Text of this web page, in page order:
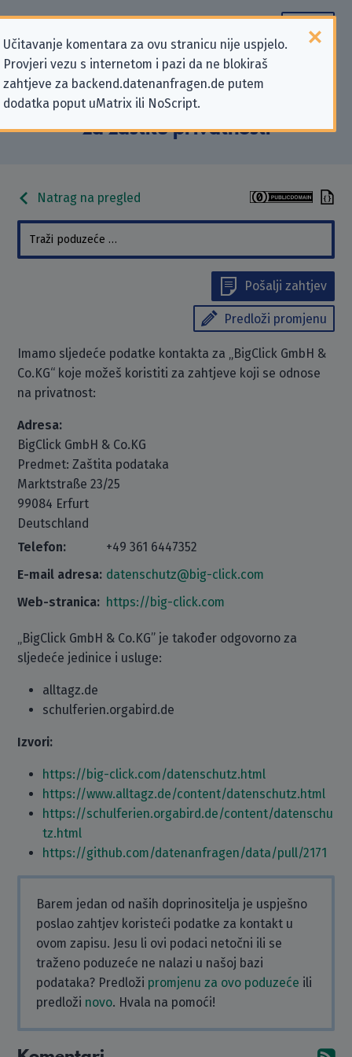
Učitavanje komentara za ovu stranicu nije uspjelo.
Provjeri vezu s internetom i pazi da ne blokiraš
zahtjeve za backend.datenanfragen.de putem
dodatka poput uMatrix ili NoScript.
Podaci kontakta „BigClick GmbH &
Co.KG” koji se odnose na zahtjeve
za zaštitu privatnosti
Natrag na pregled
Pošalji zahtjev
Predloži promjenu
Imamo sljedeće podatke kontakta za „BigClick GmbH &
Co.KG“ koje možeš koristiti za zahtjeve koji se odnose
na privatnost:
Adresa:
BigClick GmbH & Co.KG
Predmet: Zaštita podataka
Marktstraße 23/25
99084 Erfurt
Deutschland
Telefon:
+49 361 6447352
E-mail adresa: datenschutz@big-click.com
Web-stranica: https://big-click.com
„BigClick GmbH & Co.KG” je također odgovorno za
sljedeće jedinice i usluge:
alltagz.de
schulferien.orgabird.de
Izvori:
https://big-click.com/datenschutz.html
https://www.alltagz.de/content/datenschutz.html
https://schulferien.orgabird.de/content/datenschu
tz.html
https://github.com/datenanfragen/data/pull/2171
Barem jedan od naših doprinositelja je uspješno
poslao zahtjev koristeći podatke za kontakt u
ovom zapisu. Jesu li ovi podaci netočni ili se
traženo poduzeće ne nalazi u našoj bazi
podataka? Predloži promjenu za ovo poduzeće ili
predloži novo. Hvala na pomoći!